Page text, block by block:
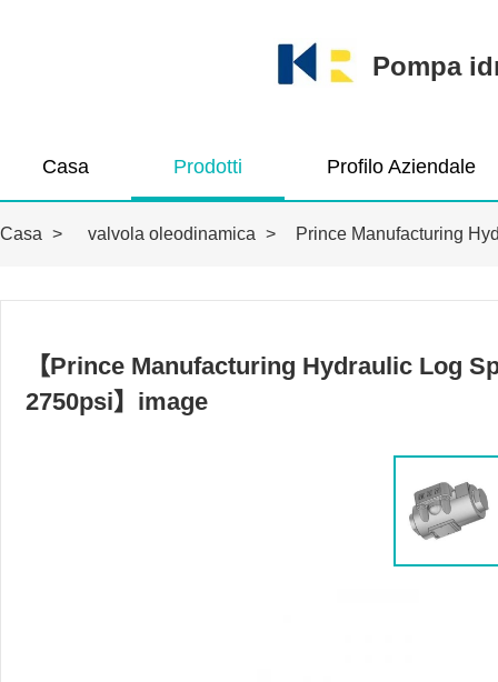
Pompa
Casa Prodotti Profilo Aziendale
Casa > valvola oleodinamica > Prince Manufacturing
【Prince Manufacturing Hydraulic Log
2750psi】image